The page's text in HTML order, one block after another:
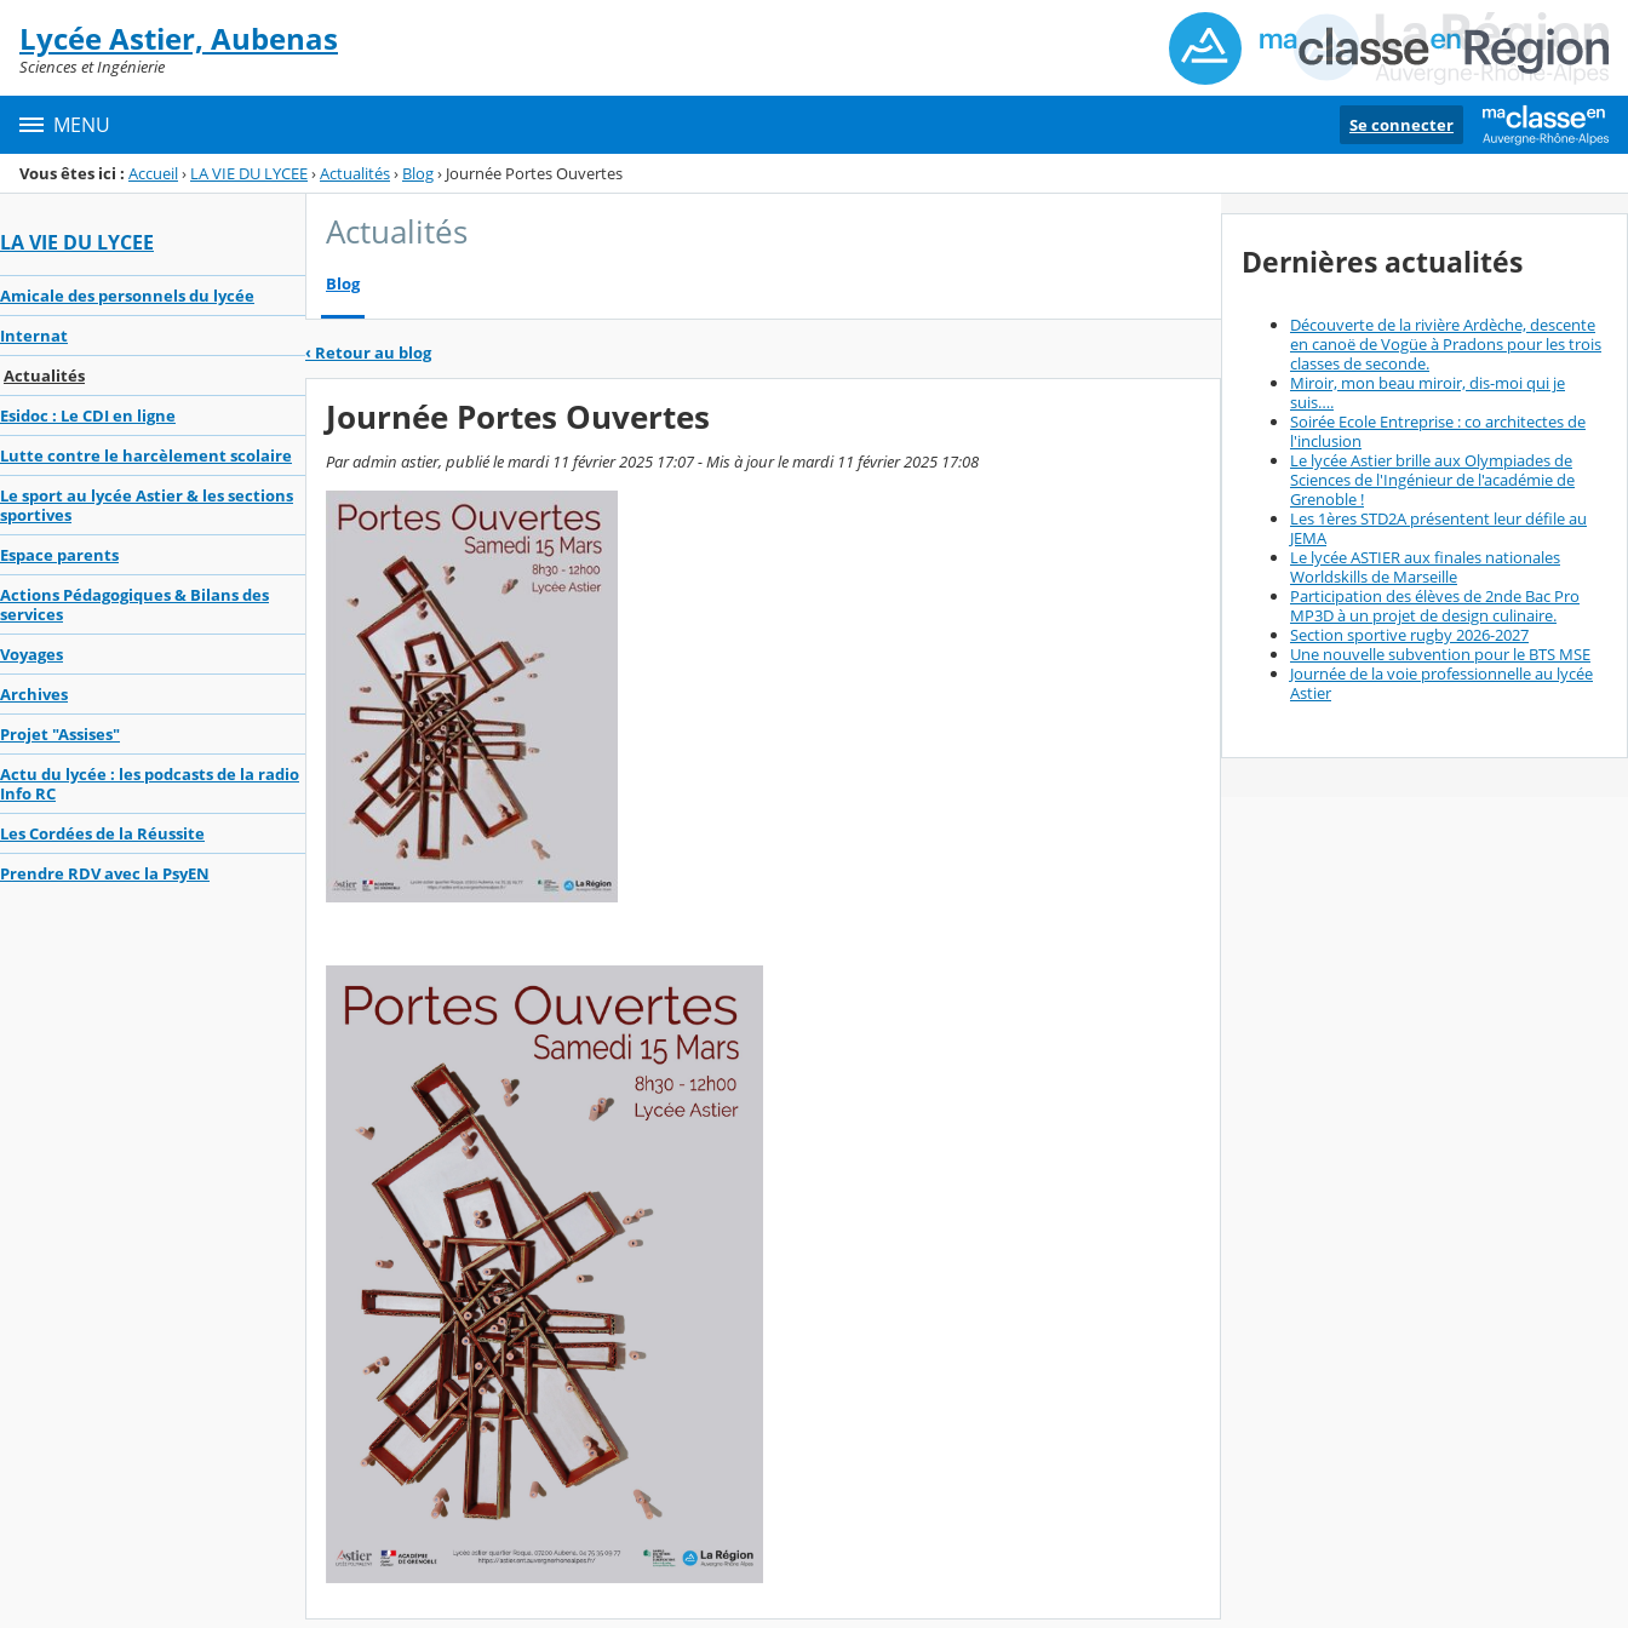
Menu de la rubrique
Contenu
Lycée Astier, Aubenas
Sciences et Ingénierie
MENU Se connecter
Vous êtes ici : Accueil› LA VIE DU LYCEE›Actualités› Blog› Journée Portes Ouvertes
LA VIE DU LYCEE
Amicale des personnels du lycée
Internat
Actualités
Esidoc : Le CDI en ligne
Lutte contre le harcèlement scolaire
Le sport au lycée Astier & les sections
sportives
Espace parents
Actions Pédagogiques & Bilans des
services
Voyages
Archives
Projet "Assises"
Actu du lycée : les podcasts de la radio
Info RC
Les Cordées de la Réussite
Prendre RDV avec la PsyEN
Actualités
Blog
‹ Retour au blog
Journée Portes Ouvertes
Par admin astier, publié le mardi 11 février 2025 17:07 - Mis à jour le mardi 11 février 2025 17:08
Dernières actualités
Découverte de la rivière Ardèche, descente
en canoë de Vogüe à Pradons pour les trois
classes de seconde.
Miroir, mon beau miroir, dis-moi qui je
suis….
Soirée Ecole Entreprise : co architectes de
l'inclusion
Le lycée Astier brille aux Olympiades de
Sciences de l'Ingénieur de l'académie de
Grenoble !
Les 1ères STD2A présentent leur défile au
JEMA
Le lycée ASTIER aux finales nationales
Worldskills de Marseille
Participation des élèves de 2nde Bac Pro
MP3D à un projet de design culinaire.
Section sportive rugby 2026-2027
Une nouvelle subvention pour le BTS MSE
Journée de la voie professionnelle au lycée
Astier